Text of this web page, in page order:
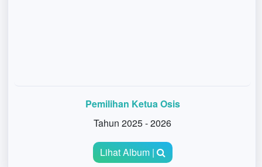
Pemilihan Ketua Osis
Tahun 2025 - 2026
Lihat Album |